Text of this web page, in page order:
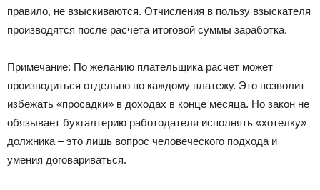
правило, не взыскиваются. Отчисления в пользу взыскателя
производятся после расчета итоговой суммы заработка.
Примечание: По желанию плательщика расчет может
производиться отдельно по каждому платежу. Это позволит
избежать «просадки» в доходах в конце месяца. Но закон не
обязывает бухгалтерию работодателя исполнять «хотелку»
должника – это лишь вопрос человеческого подхода и
умения договариваться.